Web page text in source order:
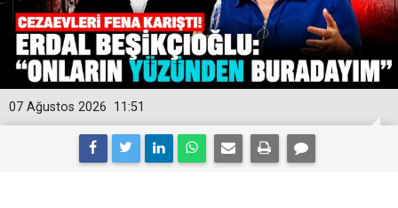
11:51
07 Ağustos 2026